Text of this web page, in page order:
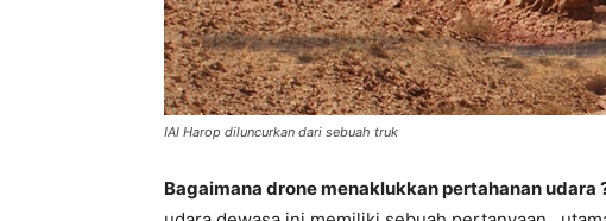
IAI Harop diluncurkan dari sebuah truk
Bagaimana drone menaklukkan pertahanan udara